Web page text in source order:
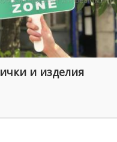
и изделия